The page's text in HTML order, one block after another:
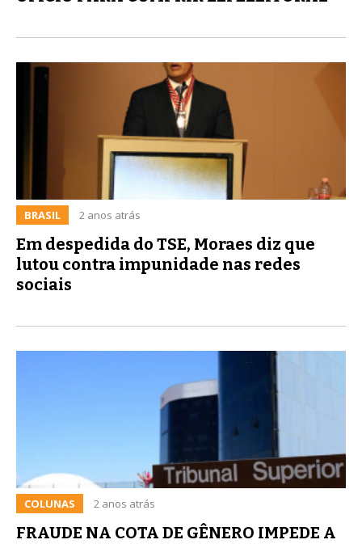
BRASIL 2 anos atrás
Em despedida do TSE, Moraes diz que
lutou contra impunidade nas redes
sociais
COLUNAS 2 anos atrás
FRAUDE NA COTA DE GÊNERO IMPEDE A